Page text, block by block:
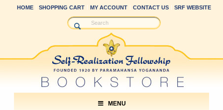
HOME SHOPPING CART MY ACCOUNT CONTACT US SRF WEBSITE
MENU